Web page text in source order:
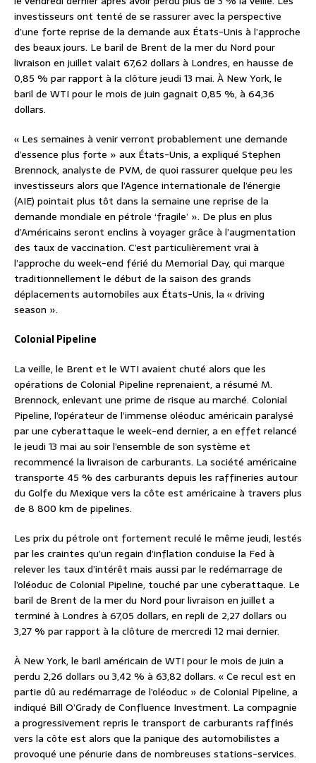
investisseurs ont tenté de se rassurer avec la perspective
d’une forte reprise de la demande aux États-Unis à l’approche
des beaux jours. Le baril de Brent de la mer du Nord pour
livraison en juillet valait 67,62 dollars à Londres, en hausse de
0,85 % par rapport à la clôture jeudi 13 mai. À New York, le
baril de WTI pour le mois de juin gagnait 0,85 %, à 64,36
dollars.
« Les semaines à venir verront probablement une demande
d’essence plus forte » aux États-Unis, a expliqué Stephen
Brennock, analyste de PVM, de quoi rassurer quelque peu les
investisseurs alors que l’Agence internationale de l’énergie
(AIE) pointait plus tôt dans la semaine une reprise de la
demande mondiale en pétrole ‘fragile’ ». De plus en plus
d’Américains seront enclins à voyager grâce à l’augmentation
des taux de vaccination. C’est particulièrement vrai à
l’approche du week-end férié du Memorial Day, qui marque
traditionnellement le début de la saison des grands
déplacements automobiles aux États-Unis, la « driving
season ».
Colonial Pipeline
La veille, le Brent et le WTI avaient chuté alors que les
opérations de Colonial Pipeline reprenaient, a résumé M.
Brennock, enlevant une prime de risque au marché. Colonial
Pipeline, l’opérateur de l’immense oléoduc américain paralysé
par une cyberattaque le week-end dernier, a en effet relancé
le jeudi 13 mai au soir l’ensemble de son système et
recommencé la livraison de carburants. La société américaine
transporte 45 % des carburants depuis les raffineries autour
du Golfe du Mexique vers la côte est américaine à travers plus
de 8 800 km de pipelines.
Les prix du pétrole ont fortement reculé le même jeudi, lestés
par les craintes qu’un regain d’inflation conduise la Fed à
relever les taux d’intérêt mais aussi par le redémarrage de
l’oléoduc de Colonial Pipeline, touché par une cyberattaque. Le
baril de Brent de la mer du Nord pour livraison en juillet a
terminé à Londres à 67,05 dollars, en repli de 2,27 dollars ou
3,27 % par rapport à la clôture de mercredi 12 mai dernier.
À New York, le baril américain de WTI pour le mois de juin a
perdu 2,26 dollars ou 3,42 % à 63,82 dollars. « Ce recul est en
partie dû au redémarrage de l’oléoduc » de Colonial Pipeline, a
indiqué Bill O’Grady de Confluence Investment. La compagnie
a progressivement repris le transport de carburants raffinés
vers la côte est alors que la panique des automobilistes a
provoqué une pénurie dans de nombreuses stations-services.